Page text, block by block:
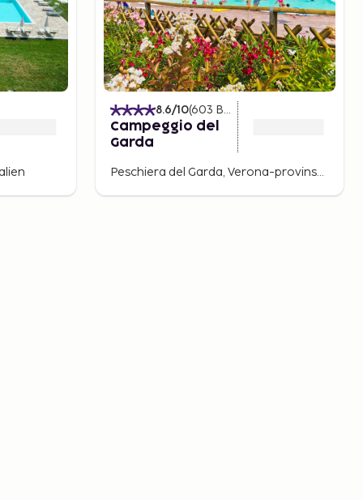
8.6/10(603 Bedømmelser
Campeggio del
Garda
Peschiera del Garda, Verona-provinsen, Italien